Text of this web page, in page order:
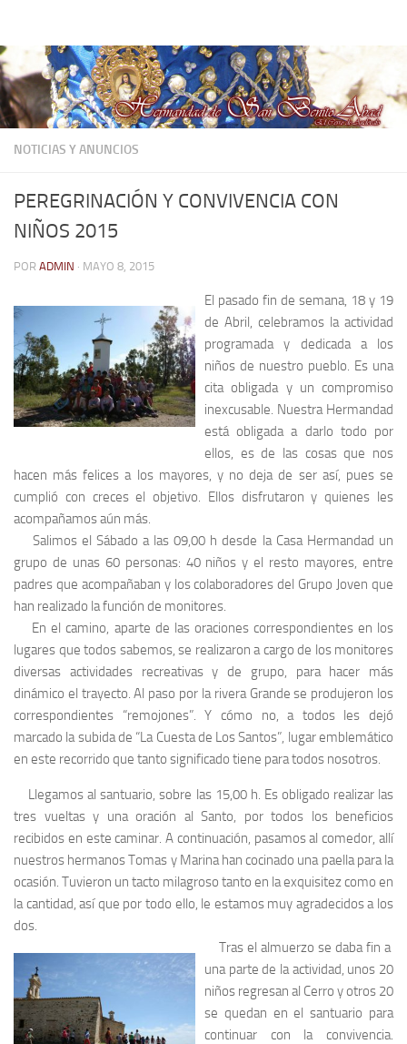
NOTICIAS Y ANUNCIOS
PEREGRINACIÓN Y CONVIVENCIA CON
NIÑOS 2015
POR ADMIN · MAYO 8, 2015
El pasado fin de semana, 18 y 19
de Abril, celebramos la actividad
programada y dedicada a los
niños de nuestro pueblo. Es una
cita obligada y un compromiso
inexcusable. Nuestra Hermandad
está obligada a darlo todo por
ellos, es de las cosas que nos
hacen más felices a los mayores, y no deja de ser así, pues se
cumplió con creces el objetivo. Ellos disfrutaron y quienes les
acompañamos aún más.
Salimos el Sábado a las 09,00 h desde la Casa Hermandad un
grupo de unas 60 personas: 40 niños y el resto mayores, entre
padres que acompañaban y los colaboradores del Grupo Joven que
han realizado la función de monitores.
En el camino, aparte de las oraciones correspondientes en los
lugares que todos sabemos, se realizaron a cargo de los monitores
diversas actividades recreativas y de grupo, para hacer más
dinámico el trayecto. Al paso por la rivera Grande se produjeron los
correspondientes “remojones”. Y cómo no, a todos les dejó
marcado la subida de “La Cuesta de Los Santos”, lugar emblemático
en este recorrido que tanto significado tiene para todos nosotros.
Llegamos al santuario, sobre las 15,00 h. Es obligado realizar las
tres vueltas y una oración al Santo, por todos los beneficios
recibidos en este caminar. A continuación, pasamos al comedor, allí
nuestros hermanos Tomas y Marina han cocinado una paella para la
ocasión. Tuvieron un tacto milagroso tanto en la exquisitez como en
la cantidad, así que por todo ello, le estamos muy agradecidos a los
dos.
Tras el almuerzo se daba fin a
una parte de la actividad, unos 20
niños regresan al Cerro y otros 20
se quedan en el santuario para
continuar con la convivencia.